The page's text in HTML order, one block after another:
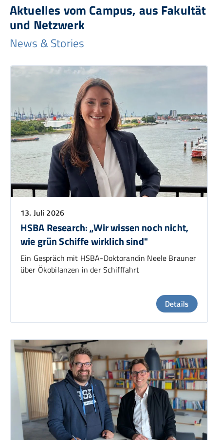
Aktuelles vom Campus, aus Fakultät
und Netzwerk
News & Stories
13. Juli 2026
HSBA Research: „Wir wissen noch nicht,
wie grün Schiffe wirklich sind"
Ein Gespräch mit HSBA-Doktorandin Neele Brauner
über Ökobilanzen in der Schifffahrt
Details